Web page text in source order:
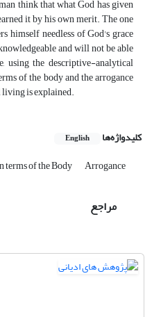
think that what God has given
it by his own merit. The one
himself needless of God's grace
and will not be able
the descriptive-analytical
of the body and the arrogance
living is explained.
کلیدواژه‌ها English
of the Body Arrogance
مراجع